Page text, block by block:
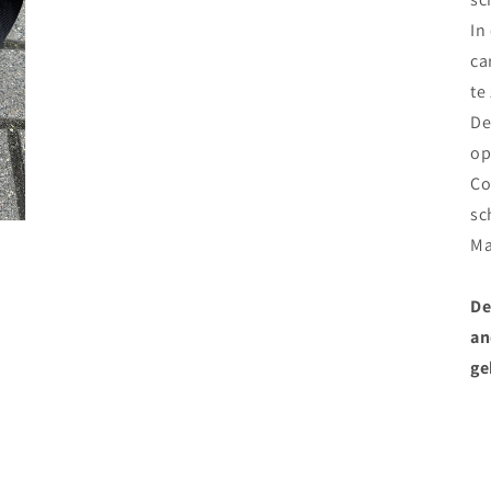
In
te